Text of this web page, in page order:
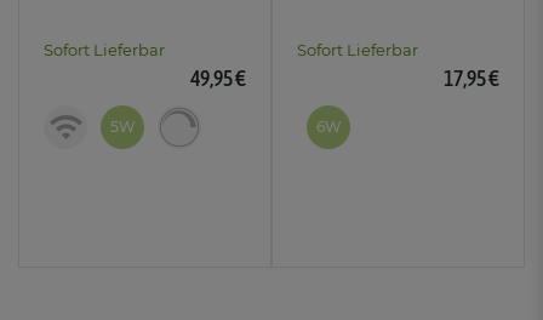
Sofort Lieferbar
49,95 €
5W
Sofort Lieferbar
17,95 €
6W